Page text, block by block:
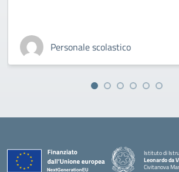
Personale scolastico
Istituto di
Leonardo da
Civitanova